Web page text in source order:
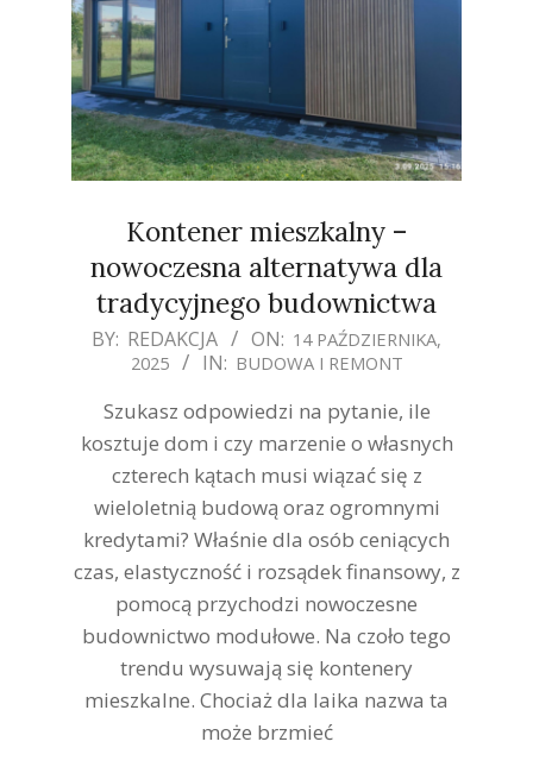
Kontener mieszkalny –
nowoczesna alternatywa dla
tradycyjnego budownictwa
2025-
BY: REDAKCJA ON: 14 PAŹDZIERNIKA,
2025
IN: BUDOWA I REMONT
Szukasz odpowiedzi na pytanie, ile
kosztuje dom i czy marzenie o własnych
czterech kątach musi wiązać się z
wieloletnią budową oraz ogromnymi
kredytami? Właśnie dla osób ceniących
czas, elastyczność i rozsądek finansowy, z
pomocą przychodzi nowoczesne
budownictwo modułowe. Na czoło tego
trendu wysuwają się kontenery
mieszkalne. Chociaż dla laika nazwa ta
może brzmieć